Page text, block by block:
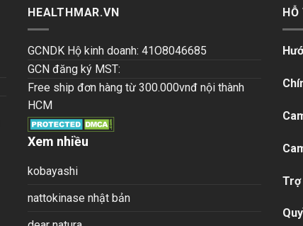
HEALTHMAR.VN
GCNDK Hộ kinh doanh: 41O8046685
GCN đăng ký MST:
Free ship đơn hàng từ 300.000vnđ nội thành
HCM
Xem nhiều
kobayashi
nattokinase nhật bản
HỖ
Trợ